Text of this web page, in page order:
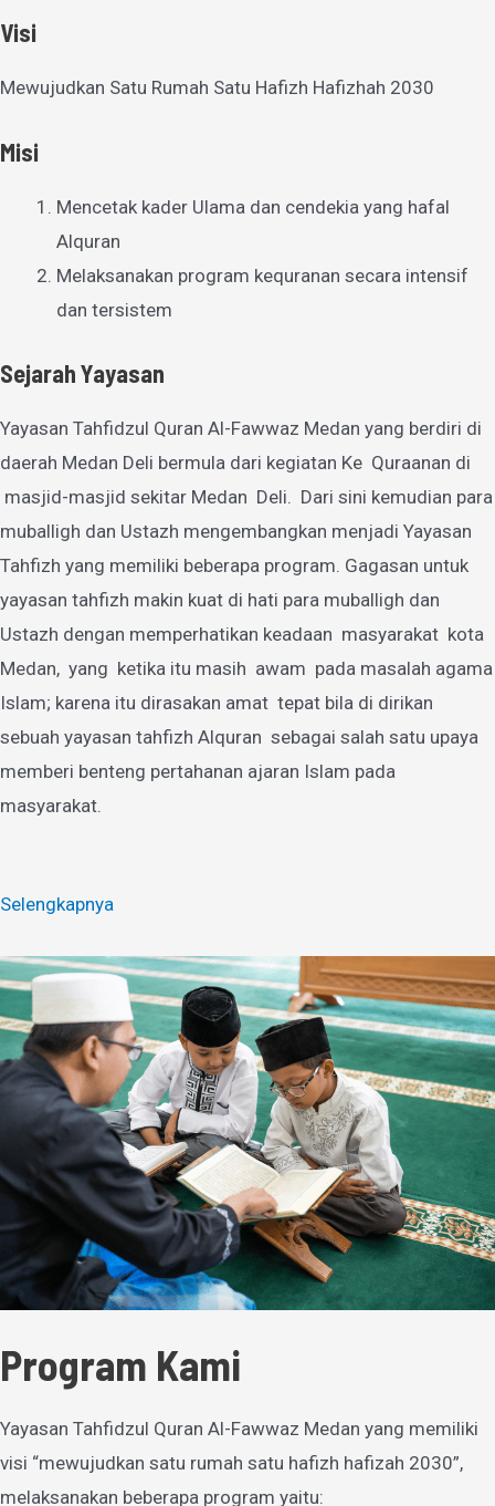
Visi
Mewujudkan Satu Rumah Satu Hafizh Hafizhah 2030
Misi
Mencetak kader Ulama dan cendekia yang hafal
Alquran
Melaksanakan program kequranan secara intensif
dan tersistem
Sejarah Yayasan
Yayasan Tahfidzul Quran Al-Fawwaz Medan yang berdiri di
daerah Medan Deli bermula dari kegiatan Ke Quraanan di
masjid-masjid sekitar Medan Deli. Dari sini kemudian para
muballigh dan Ustazh mengembangkan menjadi Yayasan
Tahfizh yang memiliki beberapa program. Gagasan untuk
yayasan tahfizh makin kuat di hati para muballigh dan
Ustazh dengan memperhatikan keadaan masyarakat kota
Medan, yang ketika itu masih awam pada masalah agama
Islam; karena itu dirasakan amat tepat bila di dirikan
sebuah yayasan tahfizh Alquran sebagai salah satu upaya
memberi benteng pertahanan ajaran Islam pada
masyarakat.
Selengkapnya
Program Kami
Yayasan Tahfidzul Quran Al-Fawwaz Medan yang memiliki
visi “mewujudkan satu rumah satu hafizh hafizah 2030”,
melaksanakan beberapa program yaitu: